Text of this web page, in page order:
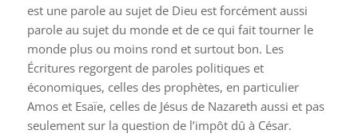
est une parole au sujet de Dieu est forcément aussi
parole au sujet du monde et de ce qui fait tourner le
monde plus ou moins rond et surtout bon. Les
Écritures regorgent de paroles politiques et
économiques, celles des prophètes, en particulier
Amos et Esaïe, celles de Jésus de Nazareth aussi et pas
seulement sur la question de l’impôt dû à César.